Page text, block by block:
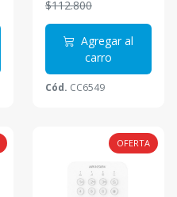
$112.800
Agregar al
carro
Cód. CC6549
OFERTA